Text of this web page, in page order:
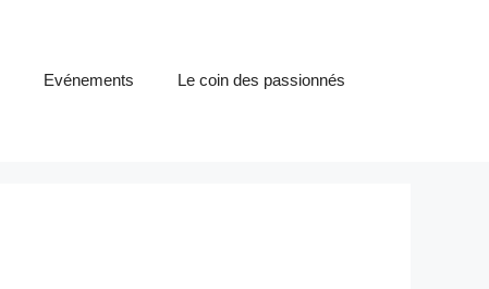
Evénements Le coin des passionnés